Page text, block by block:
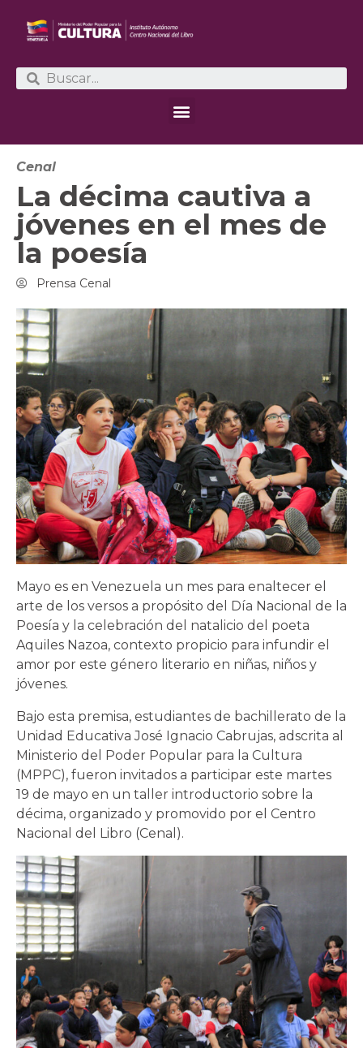
Cenal
La décima cautiva a
jóvenes en el mes de
la poesía
Prensa Cenal
Mayo es en Venezuela un mes para enaltecer el
arte de los versos a propósito del Día Nacional de la
Poesía y la celebración del natalicio del poeta
Aquiles Nazoa, contexto propicio para infundir el
amor por este género literario en niñas, niños y
jóvenes.
Bajo esta premisa, estudiantes de bachillerato de la
Unidad Educativa José Ignacio Cabrujas, adscrita al
Ministerio del Poder Popular para la Cultura
(MPPC), fueron invitados a participar este martes
19 de mayo en un taller introductorio sobre la
décima, organizado y promovido por el Centro
Nacional del Libro (Cenal).